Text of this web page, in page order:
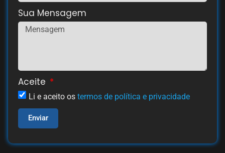
Sua Mensagem
Aceite
Li e aceito os termos de política e privacidade
Enviar